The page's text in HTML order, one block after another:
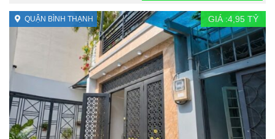
QUẬN BÌNH THẠNH GIÁ :4,95 TỶ